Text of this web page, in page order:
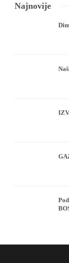
Najnovije